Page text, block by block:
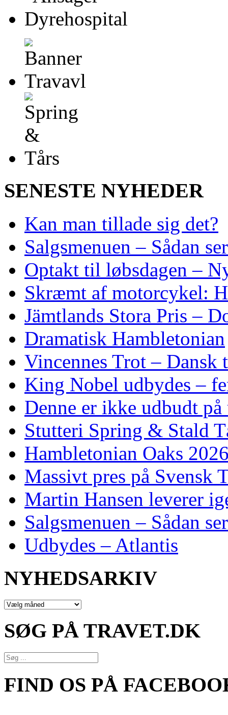
SENESTE NYHEDER
Kan man tillade sig det?
Salgsmenuen – Sådan
Optakt til løbsdagen –
Skræmt af motorcykel:
Jämtlands Stora Pris –
Dramatisk Hambletonian
Vincennes Trot –
King Nobel udbydes –
Denne er ikke udbudt
Stutteri Spring & Stald
Hambletonian Oaks
Massivt pres på Svensk
Martin Hansen leverer
Salgsmenuen – Sådan
Udbydes – Atlantis
NYHEDSARKIV
NYHEDSARKIV
SØG PÅ TRAVET.DK
FIND OS PÅ